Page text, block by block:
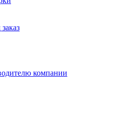
компании